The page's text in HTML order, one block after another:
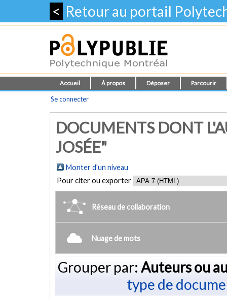
< Retour au portail
Accueil À propos Déposer Parcourir
Se connecter
DOCUMENTS DONT
JOSÉE"
Monter d'un niveau
Pour citer ou exporter
Réseau de collaboration
Nuage de mots
Grouper par: Auteurs ou
type de